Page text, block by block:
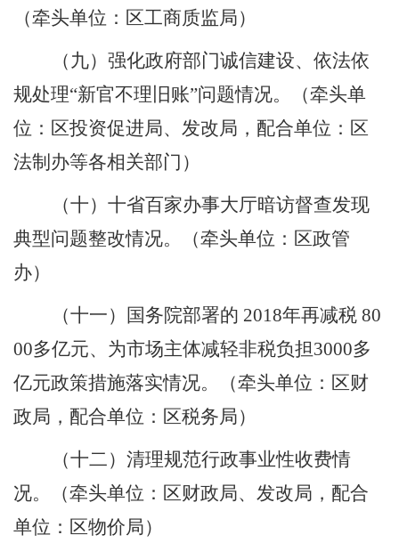
（牵头单位：区工商质监局）
（九）强化政府部门诚信建设、依法依
规处理“新官不理旧账”问题情况。
（牵头单
位：区投资促进局、发改局，配合单位：区
法制办等各相关部门）
（十）十省百家办事大厅暗访督查发现
典型问题整改情况。
（牵头单位：区政管
办）
（十一）国务院部署的 2018年再减税80
00多亿元、为市场主体减轻非税负担3000多
亿元政策措施落实情况。
（牵头单位：区财
政局，配合单位：区税务局）
（十二）清理规范行政事业性收费情
况。
（牵头单位：区财政局、发改局，配合
单位：区物价局）